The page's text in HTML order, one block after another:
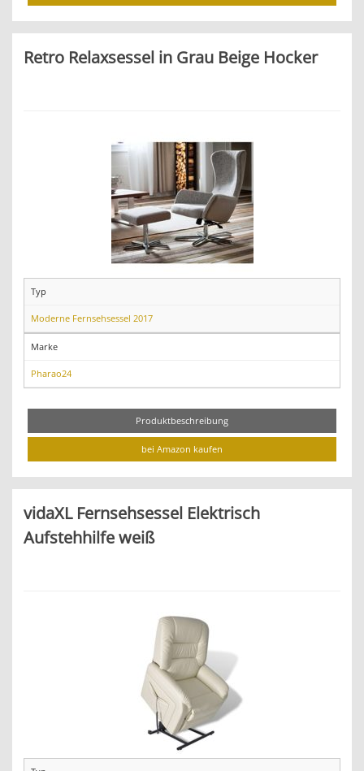
Retro Relaxsessel in Grau Beige Hocker
Typ
Moderne Fernsehsessel 2017
Marke
Pharao24
Produktbeschreibung
bei Amazon kaufen
vidaXL Fernsehsessel Elektrisch
Aufstehhilfe weiß